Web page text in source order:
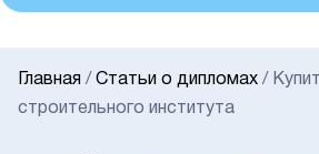
Главная / Статьи о дипломах /
строительного института